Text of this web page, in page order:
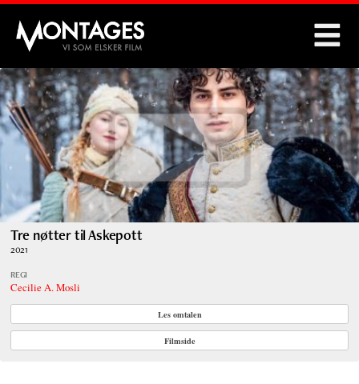
Montages
Tre nøtter til Askepott
2021
REGI
Cecilie A. Mosli
Les omtalen
Filmside